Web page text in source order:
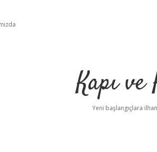
Kapı
Yeni başlangıçlara